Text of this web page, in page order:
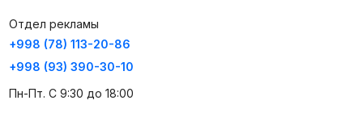
Отдел рекламы
+998 (78) 113-20-86
+998 (93) 390-30-10
Пн-Пт. С 9:30 до 18:00